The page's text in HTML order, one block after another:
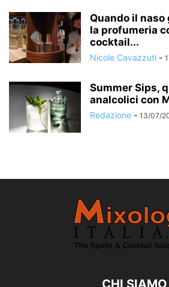
Quando il
la profumeria
cocktail...
Nicole Cavazzuti -
Summer Sips,
analcolici con
Redazione - 13/07/
CHI SIAMO